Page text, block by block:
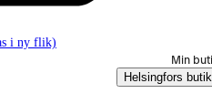
i ny flik)
Min
Helsingfors butik